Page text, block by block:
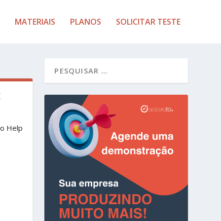
MATERIAIS PLANOS SOLICITAR TESTE
Help